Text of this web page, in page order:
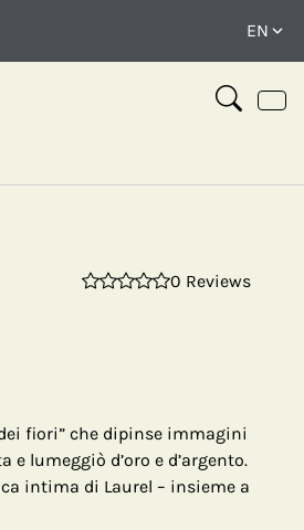
0 Reviews
fiori” che dipinse immagini
lumeggiò d’oro e d’argento.
intima di Laurel – insieme a